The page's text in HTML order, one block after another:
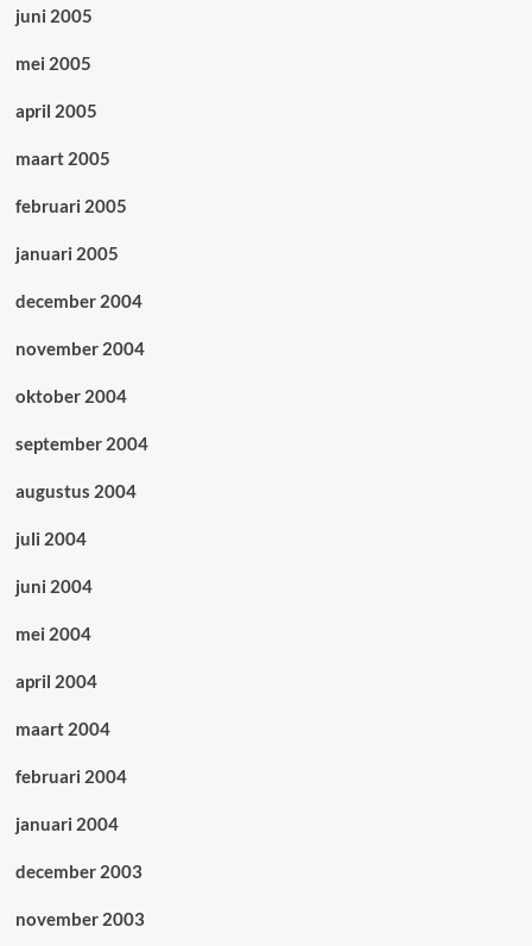
juni 2005
mei 2005
april 2005
maart 2005
februari 2005
januari 2005
december 2004
november 2004
oktober 2004
september 2004
augustus 2004
juli 2004
juni 2004
mei 2004
april 2004
maart 2004
februari 2004
januari 2004
december 2003
november 2003